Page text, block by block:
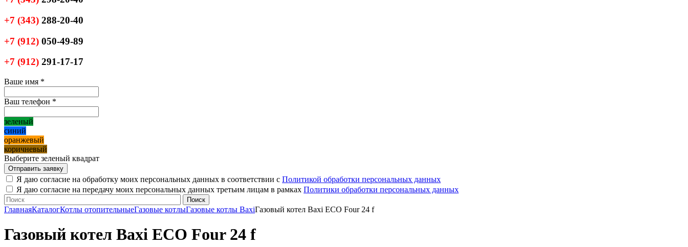
+7 (343) 288-20-40
+7 (912) 050-49-89
+7 (912) 291-17-17
Ваше имя *
Ваш телефон *
зеленый
синий
оранжевый
коричневый
Выберите зеленый квадрат
Я даю согласие на обработку моих персональных данных в соответствии с Политикой обработки персональных данных
Я даю согласие на передачу моих персональных данных третьим лицам в рамках Политики обработки персональных данных
ГлавнаяКаталогКотлы отопительныеГазовые котлыГазовые котлы BaxiГазовый котел Baxi ECO Four 24 f
Газовый котел Baxi ECO Four 24 f